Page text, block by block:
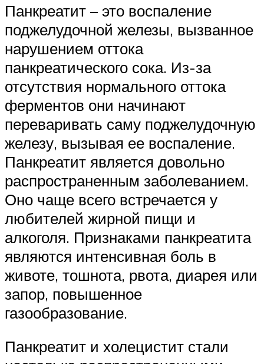
Панкреатит – это воспаление
поджелудочной железы, вызванное
нарушением оттока
панкреатического сока. Из-за
отсутствия нормального оттока
ферментов они начинают
переваривать саму поджелудочную
железу, вызывая ее воспаление.
Панкреатит является довольно
распространенным заболеванием.
Оно чаще всего встречается у
любителей жирной пищи и
алкоголя. Признаками панкреатита
являются интенсивная боль в
животе, тошнота, рвота, диарея или
запор, повышенное
газообразование.
Панкреатит и холецистит стали